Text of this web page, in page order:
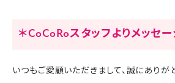
＊CoCoRoスタッフよりメッセ
いつもご愛顧いただきまして、誠にありが